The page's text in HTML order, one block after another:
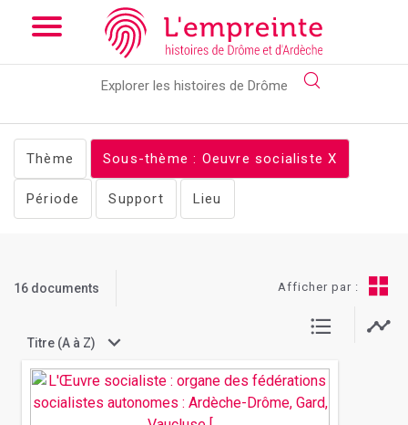
Array ( [slug] => documents [stheme] => Oeuvre socialiste
[clear] => exstheme )// Add the new slick-theme.css if you
want the default styling
Thème Sous-thème : Oeuvre socialisteX
Période Support Lieu
16 documents
Titre (A à Z)
Afficher par :